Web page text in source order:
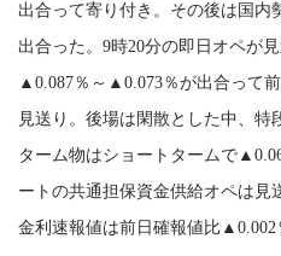
出合って寄り付き。その後は国
出合った。9時20分の即日オペが
▲0.087％～▲0.073％が出合って
見送り。後場は閑散とした中、特
ターム物はショートタームで
ートの共通担保資金供給オペは見
金利速報値は前日確報値比▲0.002